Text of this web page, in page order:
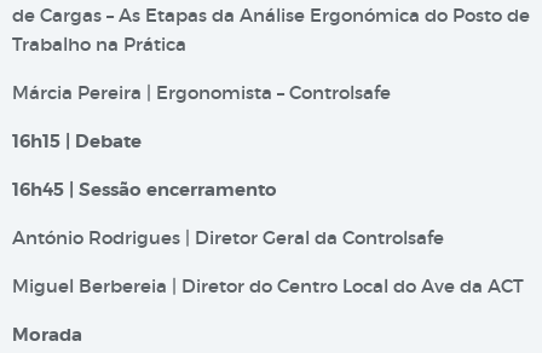
de Cargas – As Etapas da Análise Ergonómica do Posto de
Trabalho na Prática
Márcia Pereira | Ergonomista – Controlsafe
16h15 | Debate
16h45 | Sessão encerramento
António Rodrigues | Diretor Geral da Controlsafe
Miguel Berbereia | Diretor do Centro Local do Ave da ACT
Morada